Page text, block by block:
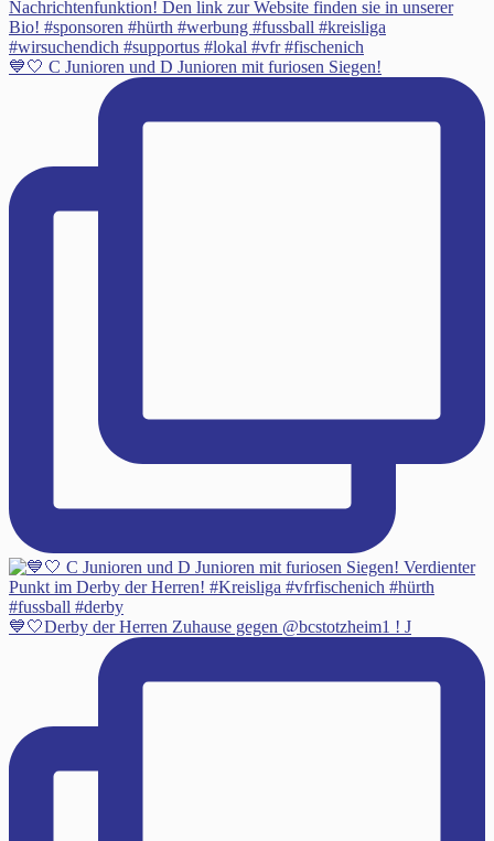
💙🤍 C Junioren und D Junioren mit furiosen Siegen!
💙🤍Derby der Herren Zuhause gegen @bcstotzheim1 ! J